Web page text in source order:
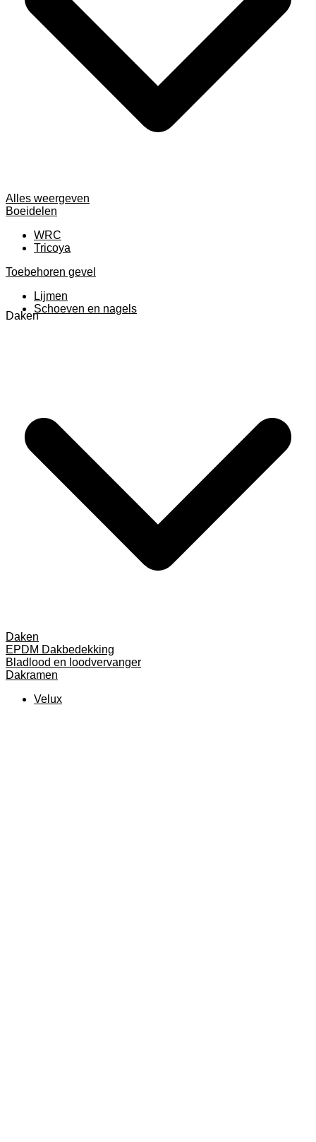
Alles weergeven
Boeidelen
WRC
Tricoya
Toebehoren gevel
Lijmen
Schoeven en nagels
Daken
Daken
EPDM Dakbedekking
Bladlood en loodvervanger
Dakramen
Velux